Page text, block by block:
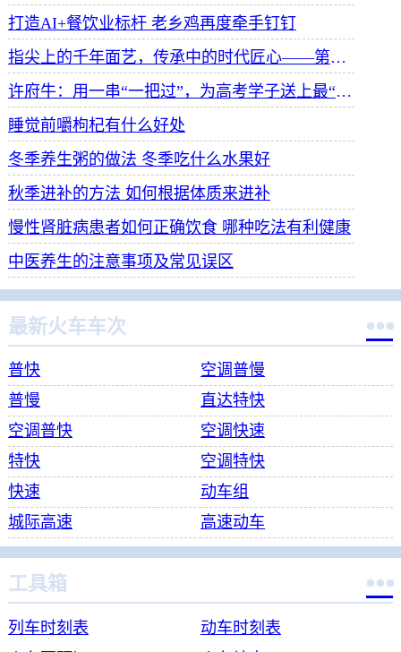
打造AI+餐饮业标杆 老乡鸡再度牵手钉钉
指尖上的千年面艺，传承中的时代匠心——第八届“安琪酵母杯”中华发酵面食大赛武汉赛区开赛
许府牛：用一串“一把过”，为高考学子送上最“牛”祝福
睡觉前嚼枸杞有什么好处
冬季养生粥的做法 冬季吃什么水果好
秋季进补的方法 如何根据体质来进补
慢性肾脏病患者如何正确饮食 哪种吃法有利健康
中医养生的注意事项及常见误区
最新火车车次 
普快
空调普慢
普慢
直达特快
空调普快
空调快速
特快
空调特快
快速
动车组
城际高速
高速动车
工具箱 
列车时刻表
动车时刻表